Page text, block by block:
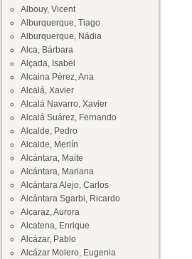
Albouy, Vicent
Alburquerque, Tiago
Alburquerque, Nádia
Alca, Bárbara
Alçada, Isabel
Alcaina Pérez, Ana
Alcalá, Xavier
Alcalá Navarro, Xavier
Alcalá Suárez, Fernando
Alcalde, Pedro
Alcalde, Merlín
Alcántara, Maite
Alcántara, Mariana
Alcántara Alejo, Carlos
Alcántara Sgarbi, Ricardo
Alcaraz, Aurora
Alcatena, Enrique
Alcázar, Pablo
Alcázar Molero, Eugenia